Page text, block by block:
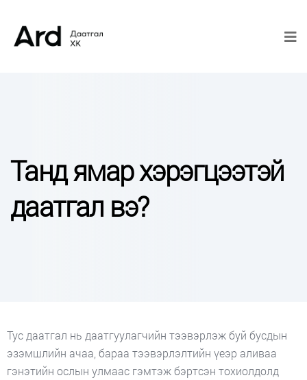
Танд ямар хэрэгцээтэй
даатгал вэ?
Тус даатгал нь даатгуулагчийн тээвэрлэж буй бусдын
эзэмшлийн ачаа, бараа тээвэрлэлтийн үеэр аливаа
гэнэтийн ослын улмаас гэмтэж бэртсэн тохиолдолд